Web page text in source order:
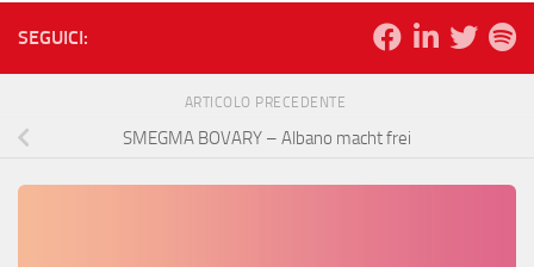
SEGUICI:
ARTICOLO PRECEDENTE
SMEGMA BOVARY – Albano macht frei